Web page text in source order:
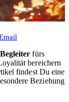
fürs
bereichern
findest Du eine
Beziehung